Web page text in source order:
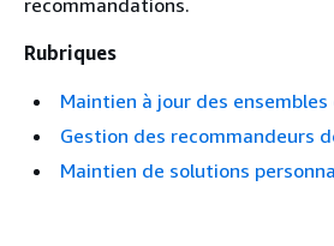
recommandations.
Rubriques
Maintien à jour des ensembles
Gestion des recommandeurs
Maintien de solutions